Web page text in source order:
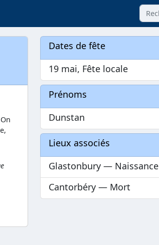
Dates de fête
19 mai, Fête locale
Prénoms
Dunstan
Lieux associés
Glastonbury — Naissance
Cantorbéry — Mort